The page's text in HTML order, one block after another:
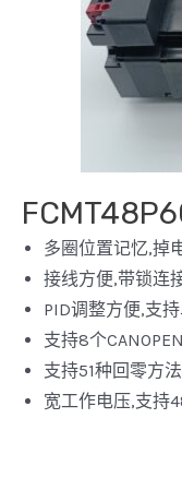
多圈位置记忆,掉
接线方便,带锁连
PID调整方便,支
支持8个
支持51种回零方
宽工作电压,支持